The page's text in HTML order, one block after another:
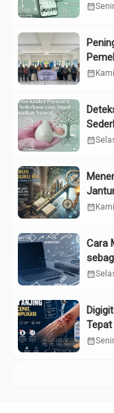
calendar_month
calendar_month
calendar_month
calendar_month
Cara
calendar_month
calendar_month